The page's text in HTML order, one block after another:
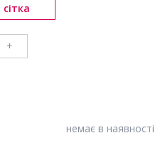
+
немає в наявності